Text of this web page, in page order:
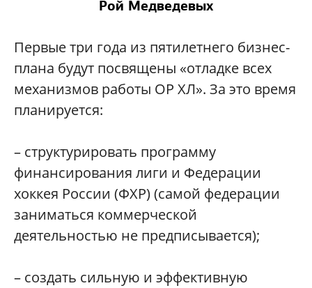
Рой Медведевых
Первые три года из пятилетнего бизнес-
плана будут посвящены «отладке всех
механизмов работы ОР ХЛ». За это время
планируется:
– структурировать программу
финансирования лиги и Федерации
хоккея России (ФХР) (самой федерации
заниматься коммерческой
деятельностью не предписывается);
– создать сильную и эффективную